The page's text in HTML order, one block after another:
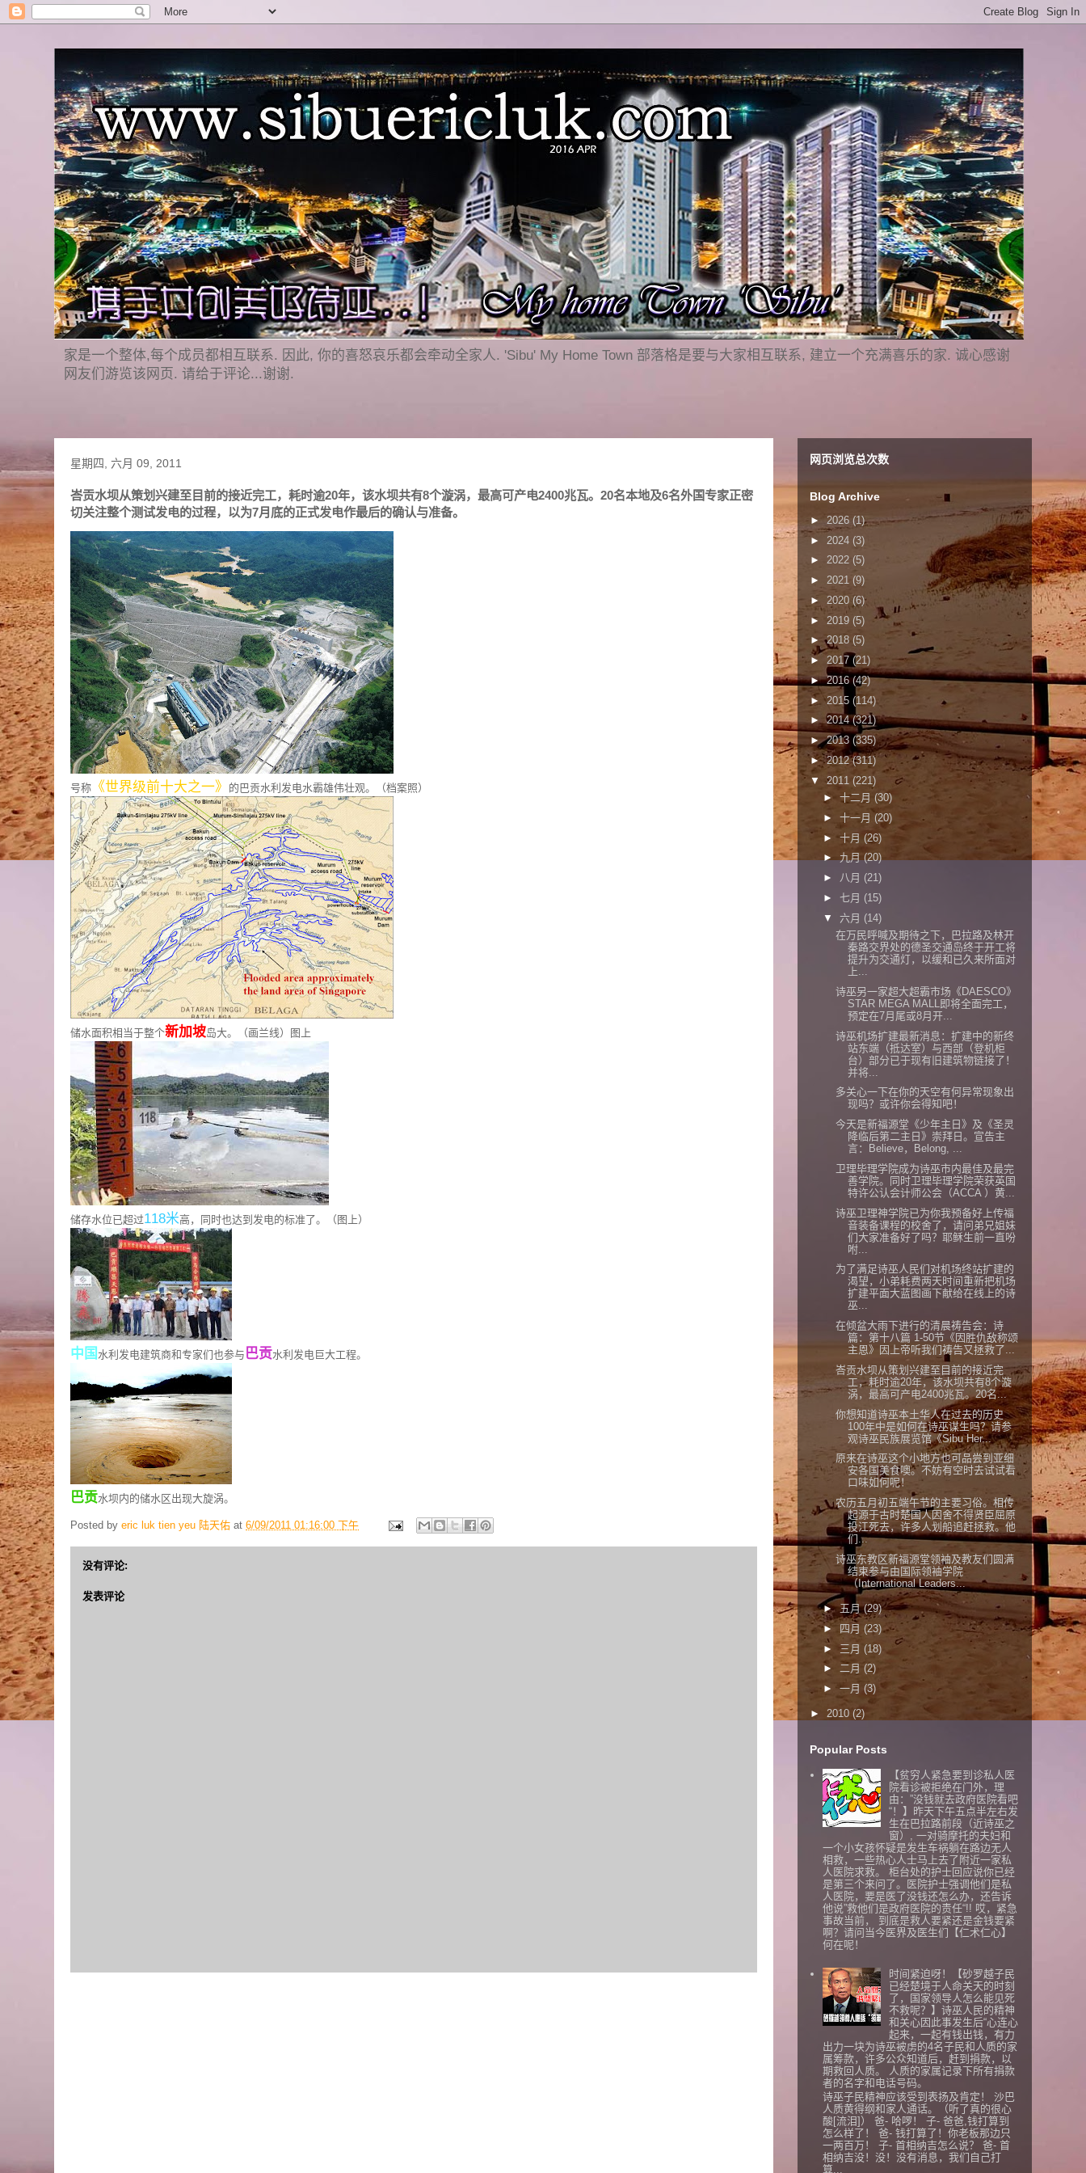
家是一个整体,每个成员都相互联系. 因此, 你的喜怒哀乐都会牵动全家人. 'Sibu' My Home Town 部落格是要与大家相互联系, 建立一个充满喜乐的家. 诚心感谢
网友们游览该网页. 请给于评论...谢谢.
星期四, 六月 09, 2011
峇贡水坝从策划兴建至目前的接近完工，耗时逾20年，该水坝共有8个漩涡，最高可产电2400兆瓦。20名本地及6名外国专家正密
切关注整个测试发电的过程，以为7月底的正式发电作最后的确认与准备。
号称 《世界级前十大之一》 的巴贡水利发电水霸雄伟壮观。（档案照）
储水面积相当于整个新加坡岛大。（画兰线）图上
储存水位已超过118米高，同时也达到发电的标准了。（图上）
中国 水利发电建筑商和专家们也参与 巴贡水利发电巨大工程。
巴贡水坝内的储水区出现大旋涡。
Posted by eric luk tien yeu 陆天佑 at 6/09/2011 01:16:00 下午
没有评论:
发表评论
网页浏览总次数
Blog Archive
►2026 (1)
► 2024 (3)
► 2022 (5)
► 2021 (9)
► 2020 (6)
► 2019 (5)
►2018 (5)
► 2017 (21)
►2016(42)
►2015 (114)
►2014(321)
►2013 (335)
►2012(311)
▼ 2011 (221)
► 十二月 (30)
► 十一月 (20)
► 十月 (26)
►九月(20)
► 八月 (21)
► 七月 (15)
▼ 六月 (14)
在万民呼喊及期待之下，巴拉路及林开
秦路交界处的德圣交通岛终于开工将
提升为交通灯，以缓和已久来所面对
上...
诗巫另一家超大超霸市场《DAESCO》
STAR MEGA MALL即将全面完工，
预定在7月尾或8月开...
诗巫机场扩建最新消息：扩建中的新终
站东端（抵达室）与西部（登机柜
台）部分已于现有旧建筑物链接了！
并将...
多关心一下在你的天空有何异常现象出
现吗？或许你会得知吧！
今天是新福源堂《少年主日》及《圣灵
降临后第二主日》崇拜日。宣告主
言：Believe，Belong, ...
卫理毕理学院成为诗巫市内最佳及最完
善学院。同时卫理毕理学院荣获英国
特许公认会计师公会（ACCA ）黄...
诗巫卫理神学院已为你我预备好上传福
音装备课程的校舍了，请问弟兄姐妹
们大家准备好了吗？耶稣生前一直吩
咐...
为了满足诗巫人民们对机场终站扩建的
渴望，小弟耗费两天时间重新把机场
扩建平面大蓝图画下献给在线上的诗
巫...
在倾盆大雨下进行的清晨祷告会：诗
篇：第十八篇 1-50节《因胜仇敌称颂
主恩》因上帝听我们祷告又拯救了...
峇贡水坝从策划兴建至目前的接近完
工，耗时逾20年，该水坝共有8个漩
涡，最高可产电2400兆瓦。20名...
你想知道诗巫本土华人在过去的历史
100年中是如何在诗巫谋生吗？请参
观诗巫民族展览馆《Sibu Her...
原来在诗巫这个小地方也可品尝到亚细
安各国美食噢。不妨有空时去试试看
口味如何呢！
农历五月初五端午节的主要习俗。相传
起源于古时楚国人因舍不得贤臣屈原
投江死去，许多人划船追赶拯救。他
们...
诗巫东教区新福源堂领袖及教友们圆满
结束参与由国际领袖学院
（International Leaders...
►五月(29)
► 四月 (23)
► 三月 (18)
► 二月 (2)
► 一月 (3)
► 2010 (2)
Popular Posts
【贫穷人紧急要到诊私人医
院看诊被拒绝在门外，理
由：”没钱就去政府医院看吧
“！】昨天下午五点半左右发
生在巴拉路前段（近诗巫之
窗）, 一对骑摩托的夫妇和
一个小女孩怀疑是发生车祸躺在路边无人
相救，一些热心人士马上去了附近一家私
人医院求救。 柜台处的护士回应说你已经
是第三个来问了。医院护士强调他们是私
人医院，要是医了没钱还怎么办，还告诉
他说”救他们是政府医院的责任“!! 哎，紧急
事故当前， 到底是救人要紧还是金钱要紧
啊？请问当今医界及医生们【仁术仁心】
何在呢！
时间紧迫呀！【砂罗越子民
已经楚境于人命关天的时刻
了，国家领导人怎么能见死
不救呢？】诗巫人民的精神
和关心因此事发生后“心连心
起来，一起有钱出钱，有力
出力一块为诗巫被虏的4名子民和人质的家
属筹款，许多公众知道后，赶到捐款，以
期救回人质。 人质的家属记录下所有捐款
者的名字和电话号码。
诗巫子民精神应该受到表扬及肯定！ 沙巴
人质黄得纲和家人通话。（听了真的很心
酸[流泪]） 爸- 哈啰！ 子- 爸爸,钱打算到
怎么样了！ 爸- 钱打算了！你老板那边只
一两百万！ 子- 首相纳吉怎么说？ 爸- 首
相纳吉没！没！没有消息，我们自己打
算...